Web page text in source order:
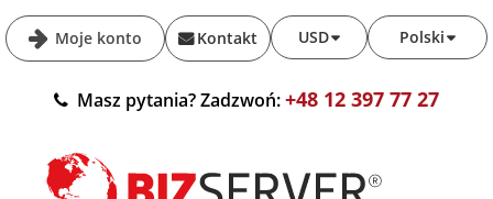
Moje konto Polski
USD
Kontakt
Masz pytania? Zadzwoń:+48 12 397 77 27